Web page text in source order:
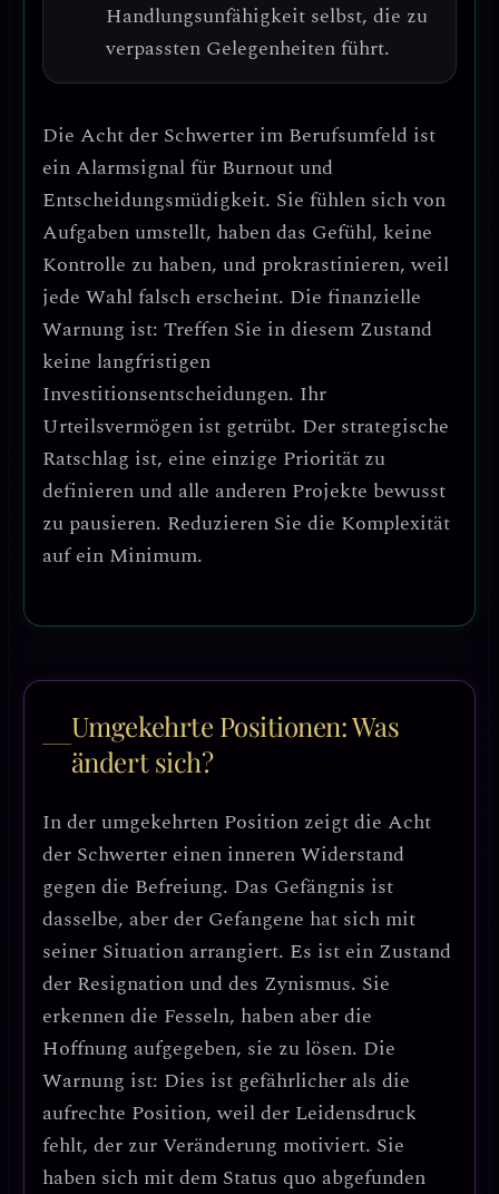
Handlungsunfähigkeit selbst, die zu
verpassten Gelegenheiten führt.
Die Acht der Schwerter im Berufsumfeld ist
ein Alarmsignal für Burnout und
Entscheidungsmüdigkeit. Sie fühlen sich von
Aufgaben umstellt, haben das Gefühl, keine
Kontrolle zu haben, und prokrastinieren, weil
jede Wahl falsch erscheint. Die finanzielle
Warnung ist: Treffen Sie in diesem Zustand
keine langfristigen
Investitionsentscheidungen. Ihr
Urteilsvermögen ist getrübt. Der strategische
Ratschlag ist, eine einzige Priorität zu
definierenund alle anderen Projekte bewusst
zu pausieren. Reduzieren Sie die Komplexität
auf ein Minimum.
Umgekehrte Positionen: Was
ändert sich?
In der umgekehrten Position zeigt die Acht
der Schwerter einen inneren Widerstand
gegen die Befreiung. Das Gefängnis ist
dasselbe, aber der Gefangene hat sich mit
seiner Situation arrangiert. Es ist ein Zustand
der Resignation und des Zynismus. Sie
erkennen die Fesseln, haben aber die
Hoffnung aufgegeben, sie zu lösen. Die
Warnung ist: Dies ist gefährlicher als die
aufrechte Position, weil der Leidensdruck
fehlt, der zur Veränderung motiviert. Sie
haben sich mit dem Status quo abgefunden